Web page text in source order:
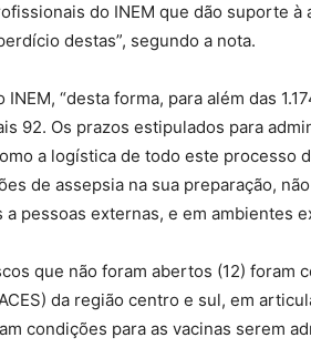
do INEM que dão suporte à
destas”, segundo a nota.
“desta forma, para além das
92. Os prazos estipulados para
a logística de todo este processo
de assepsia na sua preparação,
pessoas externas, e em ambientes
que não foram abertos (12) foram
da região centro e sul, em
condições para as vacinas serem